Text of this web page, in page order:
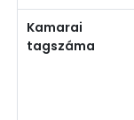
Kamarai
tagszáma